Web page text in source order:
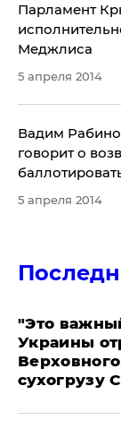
Парламент
Меджлиса
5 апреля 2014
Вадим
говорит о
5 апреля 2014
"Это
Украины
сухогрузу